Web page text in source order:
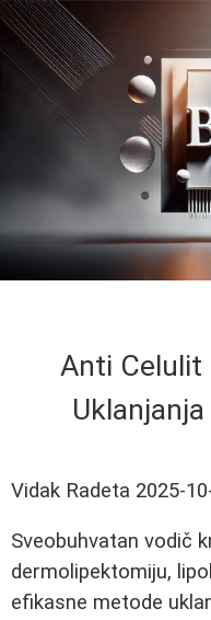
Anti Celulit
Vidak Radeta 2025-
Sveobuhvatan vodič
dermolipektomiju,
efikasne metode